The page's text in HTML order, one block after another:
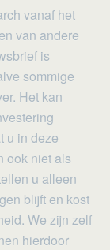
vanaf het
van andere
is
sommige
Het kan
u in deze
ook niet als
u alleen
blijft en kost
We zijn zelf
hierdoor